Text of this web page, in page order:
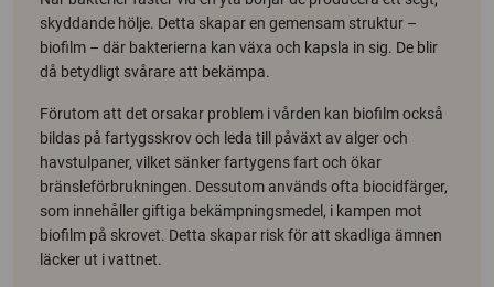
skyddande hölje. Detta skapar en gemensam struktur –
biofilm – där bakterierna kan växa och kapsla in sig. De blir
då betydligt svårare att bekämpa.
Förutom att det orsakar problem i vården kan biofilm också
bildas på fartygsskrov och leda till påväxt av alger och
havstulpaner, vilket sänker fartygens fart och ökar
bränsleförbrukningen. Dessutom används ofta biocidfärger,
som innehåller giftiga bekämpningsmedel, i kampen mot
biofilm på skrovet. Detta skapar risk för att skadliga ämnen
läcker ut i vattnet.